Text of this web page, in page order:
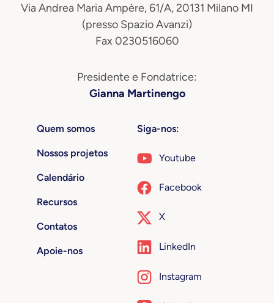
Via Andrea Maria Ampère, 61/A, 20131 Milano MI
(presso Spazio Avanzi)
Fax 0230516060
Presidente e Fondatrice:
Gianna Martinengo
Quem somos
Nossos projetos
Calendário
Recursos
Contatos
Apoie-nos
Siga-nos:
Youtube
Facebook
X
LinkedIn
Instagram